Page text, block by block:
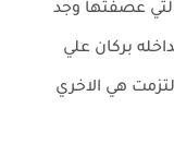
التي عصفتها وجد
بركان علي
هي الاخري